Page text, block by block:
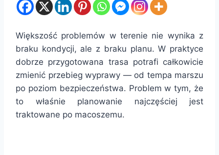
Większość problemów w terenie nie wynika z
braku kondycji, ale z braku planu. W praktyce
dobrze przygotowana trasa potrafi całkowicie
zmienić przebieg wyprawy — od tempa marszu
po poziom bezpieczeństwa. Problem w tym, że
to właśnie planowanie najczęściej jest
traktowane po macoszemu.